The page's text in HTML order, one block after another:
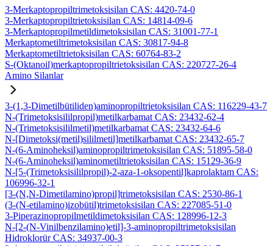
3-Merkaptopropiltrimetoksisilan CAS: 4420-74-0
3-Merkaptopropiltrietoksisilan CAS: 14814-09-6
3-Merkaptopropilmetildimetoksisilan CAS: 31001-77-1
Merkaptometiltrimetoksisilan CAS: 30817-94-8
Merkaptometiltrietoksisilan CAS: 60764-83-2
S-(Oktanoil)merkaptopropiltrietoksisilan CAS: 220727-26-4
Amino Silanlar
3-(1,3-Dimetilbütiliden)aminopropiltrietoksisilan CAS: 116229-43-7
N-(Trimetoksisililpropil)metilkarbamat CAS: 23432-62-4
N-(Trimetoksisililmetil)metilkarbamat CAS: 23432-64-6
N-[Dimetoksi(metil)sililmetil]metilkarbamat CAS: 23432-65-7
N-(6-Aminoheksil)aminopropiltrimetoksisilan CAS: 51895-58-0
N-(6-Aminoheksil)aminometiltrietoksisilan CAS: 15129-36-9
N-[5-(Trimetoksisililpropil)-2-aza-1-oksopentil]kaprolaktam CAS:
106996-32-1
[3-(N,N-Dimetilamino)propil]trimetoksisilan CAS: 2530-86-1
(3-(N-etilamino)izobütil)trimetoksisilan CAS: 227085-51-0
3-Piperazinopropilmetildimetoksisilan CAS: 128996-12-3
N-[2-(N-Vinilbenzilamino)etil]-3-aminopropiltrimetoksisilan
Hidroklorür CAS: 34937-00-3